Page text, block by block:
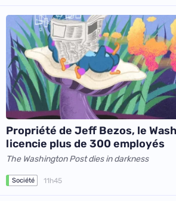
Propriété de Jeff Bezos, le
licencie plus de 300 employés
The Washington Post dies in darkness
Société 11h45